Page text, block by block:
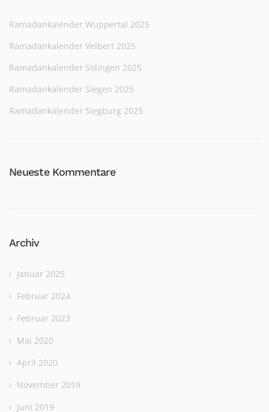
Ramadankalender Wuppertal 2025
Ramadankalender Velbert 2025
Ramadankalender Solingen 2025
Ramadankalender Siegen 2025
Ramadankalender Siegburg 2025
Neueste Kommentare
Archiv
Januar 2025
Februar 2024
Februar 2023
Mai 2020
April 2020
November 2019
Juni 2019